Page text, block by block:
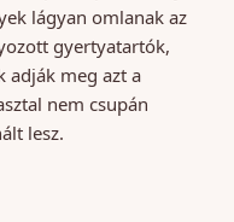
lágyan omlanak az
gyertyatartók,
adják meg azt a
nem csupán
lesz.